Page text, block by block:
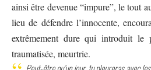
ainsi être devenue “impure”, le tout
lieu de défendre l’innocente,
extrêmement dure qui introduit le
traumatisée, meurtrie.